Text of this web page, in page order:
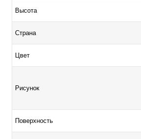
Высота
Страна
Цвет
Рисунок
Поверхность